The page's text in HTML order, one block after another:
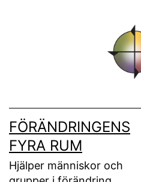
FÖRÄNDRINGENS
FYRA RUM
Hjälper människor och